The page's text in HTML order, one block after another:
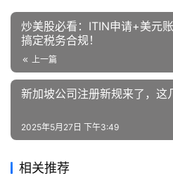
炒美股必看：ITIN申请+美元
搞定税务合规！
上一篇
新加坡公司注册新规来了，这
2025年5月27日 下午3:49
相关推荐